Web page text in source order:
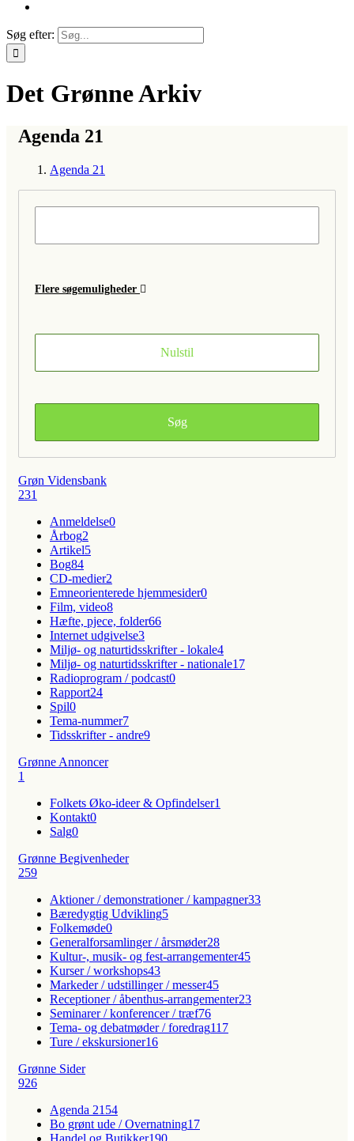
Søg efter:
Det Grønne Arkiv
Agenda 21
Agenda 21
Flere søgemuligheder
Grøn Vidensbank
231
Anmeldelse0
Årbog2
Artikel5
Bog84
CD-medier2
Emneorienterede hjemmesider0
Film, video8
Hæfte, pjece, folder66
Internet udgivelse3
Miljø- og naturtidsskrifter - lokale4
Miljø- og naturtidsskrifter - nationale17
Radioprogram / podcast0
Rapport24
Spil0
Tema-nummer7
Tidsskrifter - andre9
Grønne Annoncer
1
Folkets Øko-ideer & Opfindelser1
Kontakt0
Salg0
Grønne Begivenheder
259
Aktioner / demonstrationer / kampagner33
Bæredygtig Udvikling5
Folkemøde0
Generalforsamlinger / årsmøder28
Kultur-, musik- og fest-arrangementer45
Kurser / workshops43
Markeder / udstillinger / messer45
Receptioner / åbenthus-arrangementer23
Seminarer / konferencer / træf76
Tema- og debatmøder / foredrag117
Ture / ekskursioner16
Grønne Sider
926
Agenda 21 54
Bo grønt ude / Overnatning17
Handel og Butikker190